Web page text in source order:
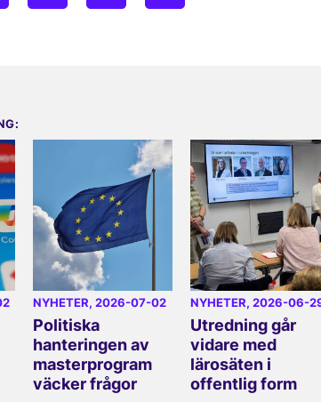
NYHETER, 2026-07-02
Politiska
hanteringen av
masterprogram
väcker frågor
NYHETER, 2026-06-
Utredning går
vidare med
lärosäten i
offentlig form